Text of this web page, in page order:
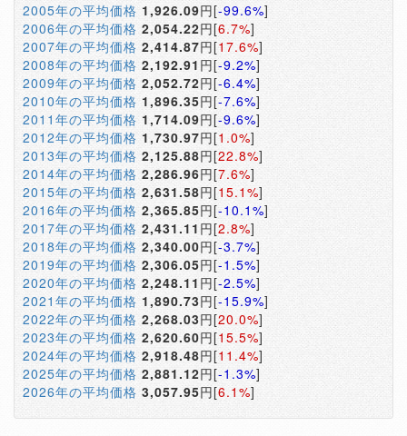
2005年の平均価格 1,926.09円[-99.6%]
2006年の平均価格 2,054.22円[6.7%]
2007年の平均価格 2,414.87円[17.6%]
2008年の平均価格 2,192.91 円[-9.2%]
2009年の平均価格 2,052.72円[-6.4%]
2010年の平均価格 1,896.35円[-7.6%]
2011年の平均価格 1,714.09円[-9.6%]
2012年の平均価格 1,730.97円[1.0%]
2013年の平均価格 2,125.88円[22.8%]
2014年の平均価格 2,286.96円[7.6%]
2015年の平均価格 2,631.58円[15.1%]
2016年の平均価格 2,365.85円[-10.1%]
2017年の平均価格 2,431.11 円[2.8%]
2018年の平均価格 2,340.00円[-3.7%]
2019年の平均価格 2,306.05円[-1.5%]
2020年の平均価格 2,248.11 円[-2.5%]
2021年の平均価格 1,890.73円[-15.9%]
2022年の平均価格 2,268.03円[20.0%]
2023年の平均価格 2,620.60円[15.5%]
2024年の平均価格 2,918.48円[11.4%]
2025年の平均価格 2,881.12円[-1.3%]
2026年の平均価格 3,057.95円[6.1%]